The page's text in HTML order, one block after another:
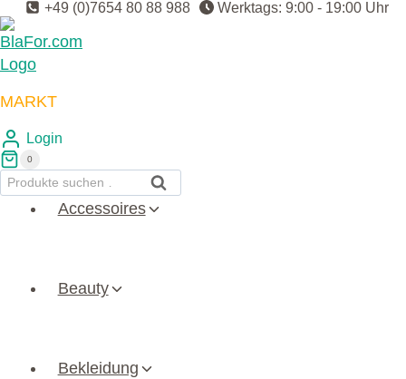
Zum
Inhalt
springen
+49 (0)7654 80 88 988 Werktags: 9:00 - 19:00 Uhr
MARKT
Login
0
Suchen
nach:
Suchen
Accessoires
Beauty
Bekleidung